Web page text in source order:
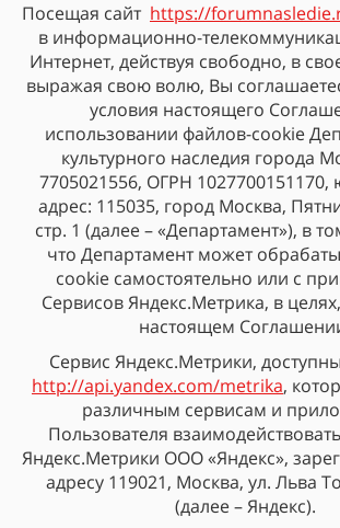
Посещая сайт https://
в информационно-
Интернет, действуя свободно, в
выражая свою волю, Вы
условия настоящего
использовании файлов-cookie
культурного наследия города
7705021556, ОГРН 1027700151170,
адрес: 115035, город Москва,
стр. 1 (далее – «Департамент»), в
что Департамент может
cookie самостоятельно или с
Сервисов Яндекс.Метрика, в
настоящем
Сервис Яндекс.Метрики,
http://api.yandex.com/metrika,
различным сервисам и
Пользователя
Яндекс.Метрики ООО «Яндекс»,
адресу 119021, Москва, ул. Льва
(далее – Яндекс).